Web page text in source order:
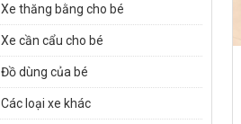
Xe thăng bằng cho bé
Xe cần cẩu cho bé
Đồ dùng của bé
Các loại xe khác
1.650.000 ₫
1.950.000 ₫
1.530.000 ₫